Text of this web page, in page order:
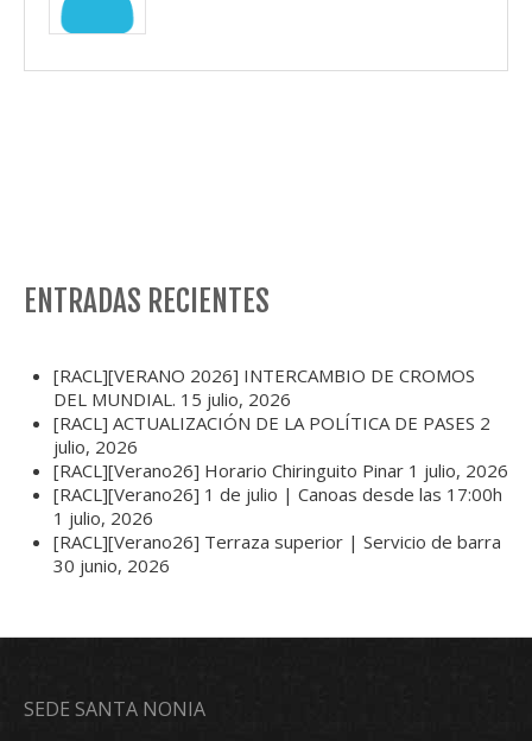
ENTRADAS RECIENTES
[RACL][VERANO 2026] INTERCAMBIO DE CROMOS
DEL MUNDIAL. 15 julio, 2026
[RACL] ACTUALIZACIÓN DE LA POLÍTICA DE PASES 2
julio, 2026
[RACL][Verano26] Horario Chiringuito Pinar 1 julio, 2026
[RACL][Verano26] 1 de julio | Canoas desde las 17:00h
1 julio, 2026
[RACL][Verano26] Terraza superior | Servicio de barra
30 junio, 2026
SEDE SANTA NONIA